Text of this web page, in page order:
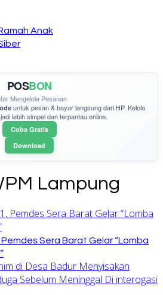
Anak
POSBON
Mengelola Pesanan
untuk pesan & bayar langsung dari HP. Kelola
lebih simpel dan terpantau online.
Coba Gratis
Download
Lampung
Sera Barat Gelar “Lomba